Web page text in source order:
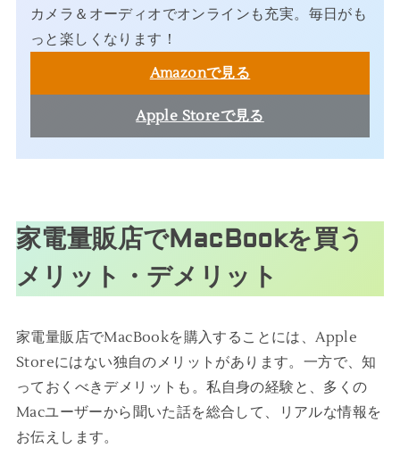
カメラ＆オーディオでオンラインも充実。毎日がも
っと楽しくなります！
Amazonで見る
Apple Storeで見る
家電量販店でMacBookを買う
メリット・デメリット
家電量販店でMacBookを購入することには、Apple
Storeにはない独自のメリットがあります。一方で、知
っておくべきデメリットも。私自身の経験と、多くの
Macユーザーから聞いた話を総合して、リアルな情報を
お伝えします。